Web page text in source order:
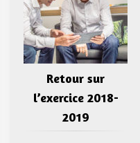
Retour sur
l’exercice 2018-
2019